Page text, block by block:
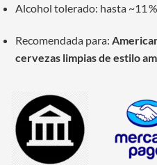
Alcohol tolerado: hasta ~11
Recomendada para:
cervezas limpias de estilo